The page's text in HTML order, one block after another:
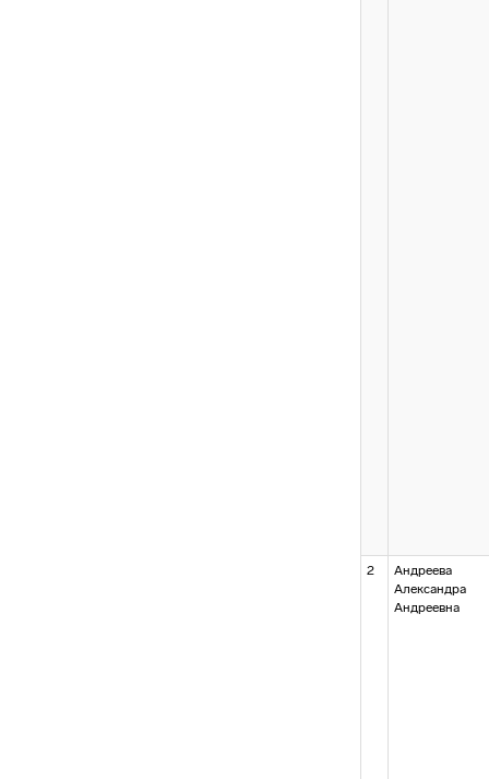
2
Андреева
Александра
Андреевна